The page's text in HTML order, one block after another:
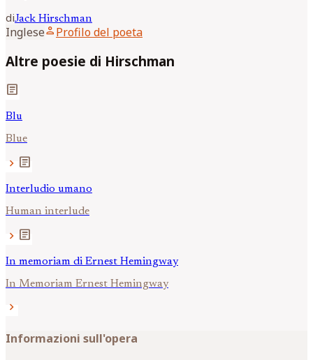
diJack Hirschman
Ingleseperson Profilo del poeta
Altre poesie di Hirschman
article
Blu
Blue
chevron_right article
Interludio umano
Human interlude
chevron_right article
In memoriam di Ernest Hemingway
In Memoriam Ernest Hemingway
chevron_right
Informazioni sull'opera